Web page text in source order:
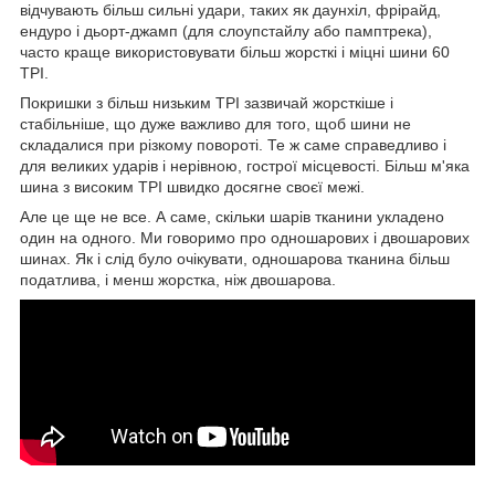
відчувають більш сильні удари, таких як даунхіл, фрірайд,
ендуро і дьорт-джамп (для слоупстайлу або памптрека),
часто краще використовувати більш жорсткі і міцні шини 60
TPI.
Покришки з більш низьким TPI зазвичай жорсткіше і
стабільніше, що дуже важливо для того, щоб шини не
складалися при різкому повороті. Те ж саме справедливо і
для великих ударів і нерівною, гострої місцевості. Більш м'яка
шина з високим TPI швидко досягне своєї межі.
Але це ще не все. А саме, скільки шарів тканини укладено
один на одного. Ми говоримо про одношарових і двошарових
шинах. Як і слід було очікувати, одношарова тканина більш
податлива, і менш жорстка, ніж двошарова.